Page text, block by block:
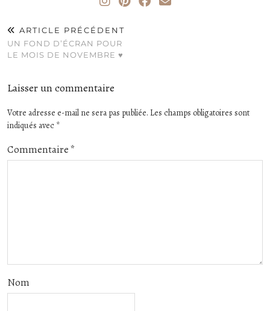
ARTICLE PRÉCÉDENT
UN FOND D’ÉCRAN POUR
LE MOIS DE NOVEMBRE ♥
Laisser un commentaire
Votre adresse e-mail ne sera pas publiée. Les champs obligatoires sont
indiqués avec *
Commentaire *
Nom